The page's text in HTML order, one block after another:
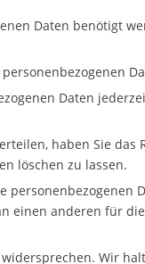
Daten benötigt
Daten
haben Sie das
löschen zu lassen.
personenbezogenen
einen anderen für
Wir